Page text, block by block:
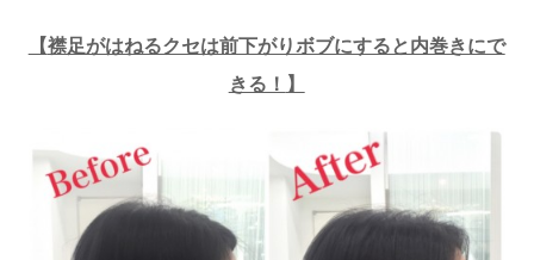
【襟足がはねるクセは前下がりボブにすると内巻きにで
きる！ 】